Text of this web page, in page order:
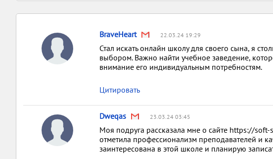
BraveHeart 22.03.24 19:29
Стал искать онлайн школу для своего сына, я
выбором. Важно найти учебное заведение,
внимание его индивидуальным потребностям.
Цитировать
Dweqas 23.03.24 03:45
Моя подруга рассказала мне о сайте https://
отметила профессионализм преподавателей и
заинтересована в этой школе и планирую